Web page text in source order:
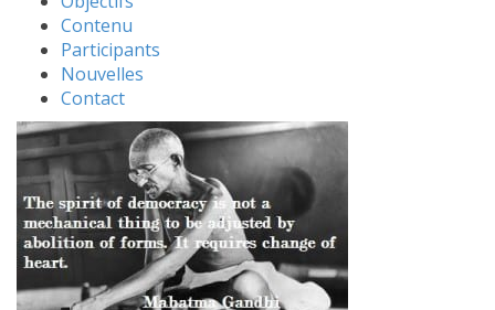
Contenu
Participants
Nouvelles
Contact